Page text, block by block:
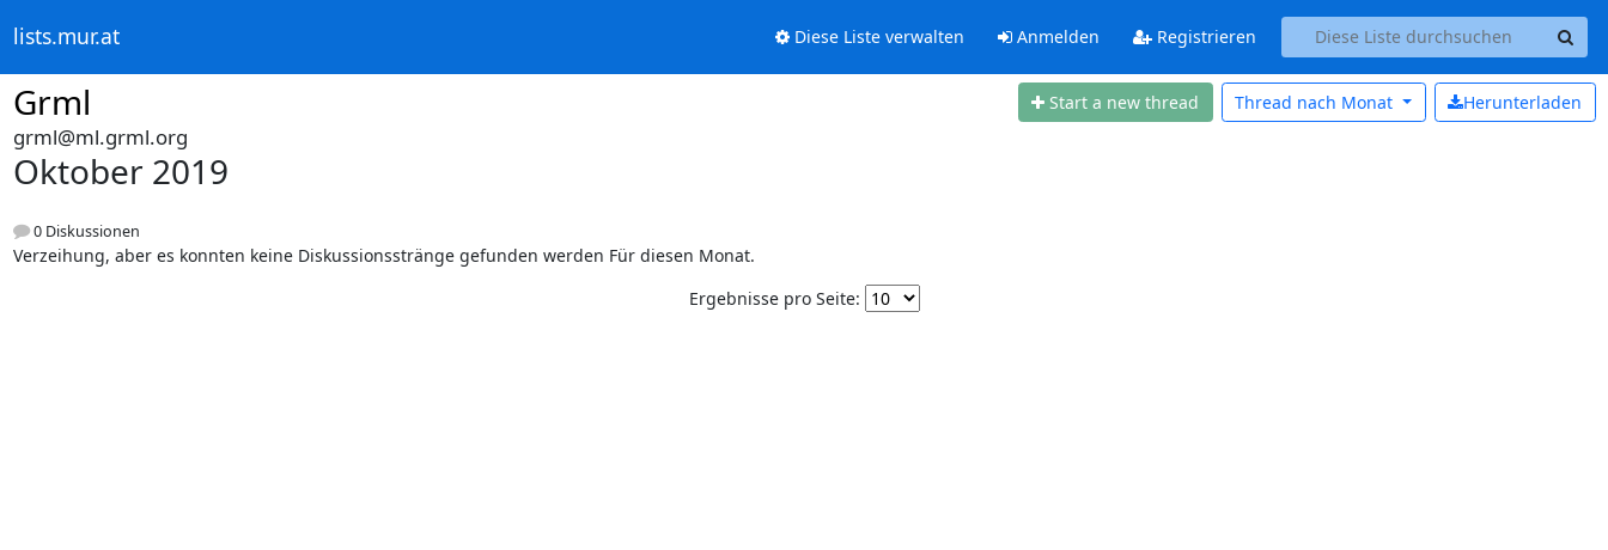
lists.mur.at Diese Liste verwalten Anmelden Registrieren
Grml Start a new thread Herunterladen
Thread nach Monat
grml@ml.grml.org
Oktober 2019
0 Diskussionen
Verzeihung, aber es konnten keine Diskussionsstränge gefunden werden Für diesen Monat.
Ergebnisse pro Seite: